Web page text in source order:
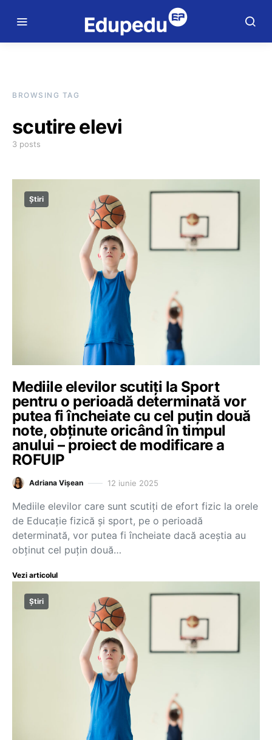
BROWSING TAG
scutire elevi
3 posts
Știri
Mediile elevilor scutiți la Sport
pentru o perioadă determinată vor
putea fi încheiate cu cel puțin două
note, obținute oricând în timpul
anului – proiect de modificare a
ROFUIP
Adriana Vișean 12 iunie 2025
Mediile elevilor care sunt scutiți de efort fizic la orele
de Educație fizică și sport, pe o perioadă
determinată, vor putea fi încheiate dacă aceștia au
obținut cel puțin două…
Vezi articolul
Știri